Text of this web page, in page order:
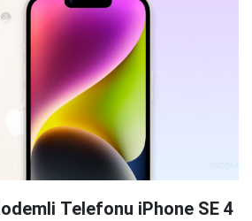
Telefonu iPhone SE 4